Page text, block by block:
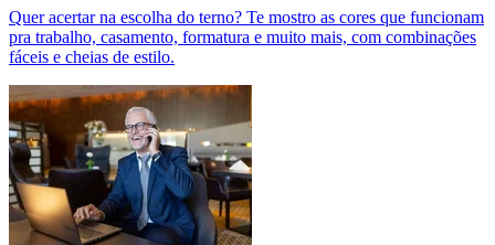
Quer acertar na escolha do terno? Te mostro as cores que funcionam
pra trabalho, casamento, formatura e muito mais, com combinações
fáceis e cheias de estilo.